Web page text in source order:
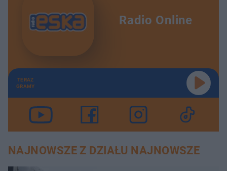
Radio Online
TERAZ
GRAMY
NAJNOWSZE Z DZIAŁU NAJNOWSZE